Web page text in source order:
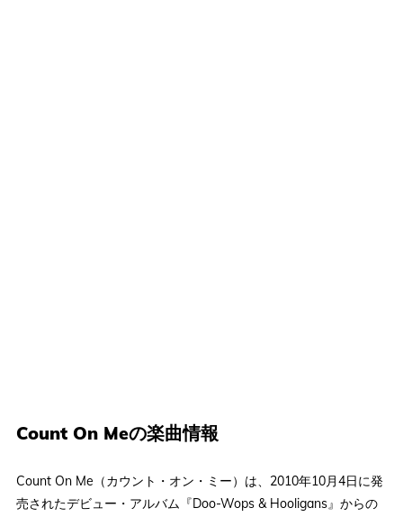
Count On Meの楽曲情報
Count On Me（カウント・オン・ミー）は、2010年10月4日に発
売されたデビュー・アルバム『Doo-Wops & Hooligans』からの